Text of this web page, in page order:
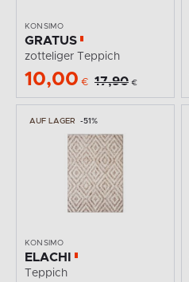
KONSIMO
GRATUS
zotteliger Teppich
10,00 € 17,90 €
AUF LAGER -51%
KONSIMO
ELACHI
Teppich